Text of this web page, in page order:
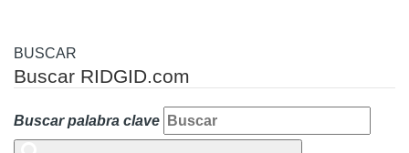
BUSCAR
Buscar RIDGID.com
Buscar palabra clave